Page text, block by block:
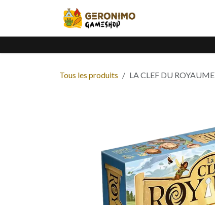
Tous les produits LA CLEF DU ROYAUME